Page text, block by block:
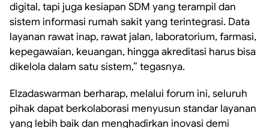
digital, tapi juga kesiapan SDM yang terampil dan
sistem informasi rumah sakit yang terintegrasi. Data
layanan rawat inap, rawat jalan, laboratorium, farmasi,
kepegawaian, keuangan, hingga akreditasi harus bisa
dikelola dalam satu sistem,” tegasnya.
Elzadaswarman berharap, melalui forum ini, seluruh
pihak dapat berkolaborasi menyusun standar layanan
yang lebih baik dan menghadirkan inovasi demi